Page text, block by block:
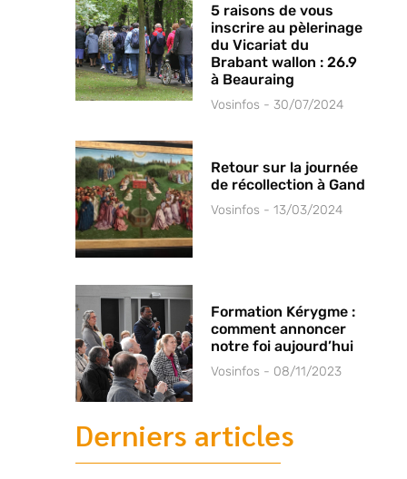
5 raisons de vous
inscrire au pèlerinage
du Vicariat du
Brabant wallon : 26.9
à Beauraing
Vosinfos 30/07/2024
Retour sur la journée
de récollection à Gand
Vosinfos 13/03/2024
Formation Kérygme :
comment annoncer
notre foi aujourd’hui
Vosinfos 08/11/2023
Derniers articles